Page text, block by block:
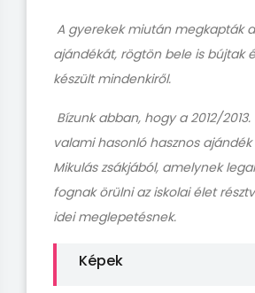
A gyerekek miután megkapták
ajándékát, rögtön bele is bújtak
készült mindenkiről.
Bízunk abban, hogy a 2012/
valami hasonló hasznos
Mikulás zsákjából, amelynek
fognak örülni az iskolai élet
idei meglepetésnek.
Képek